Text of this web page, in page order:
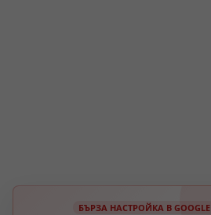
БЪРЗА НАСТРОЙКА В GOOGLE